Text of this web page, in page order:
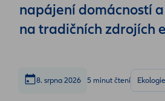
napájení domácností
na tradičních zdrojích
8. srpna 2026 5 minut čtení